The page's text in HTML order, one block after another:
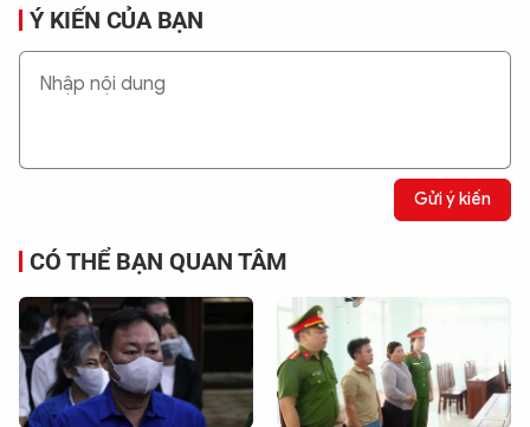
Ý KIẾN CỦA BẠN
Gửi ý kiến
CÓ THỂ BẠN QUAN TÂM